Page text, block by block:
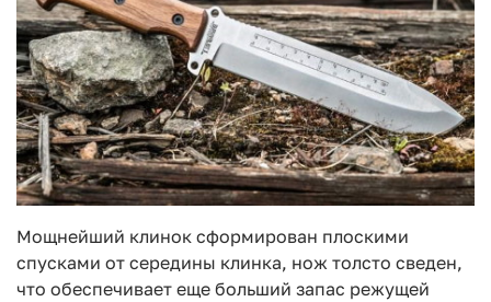
Мощнейший клинок сформирован плоскими
спусками от середины клинка, нож толсто сведен,
что обеспечивает еще больший запас режущей